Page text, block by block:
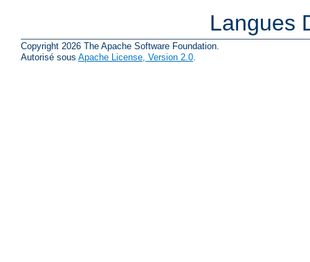
Langues
Copyright 2026 The Apache Software Foundation.
Autorisé sous Apache License, Version 2.0.